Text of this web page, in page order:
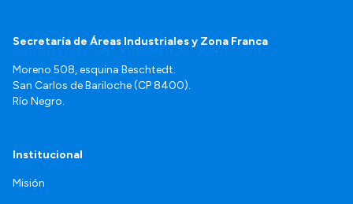
Secretaría de Áreas Industriales y Zona Franca
Moreno 508, esquina Beschtedt.
San Carlos de Bariloche (CP 8400).
Río Negro.
Institucional
Misión